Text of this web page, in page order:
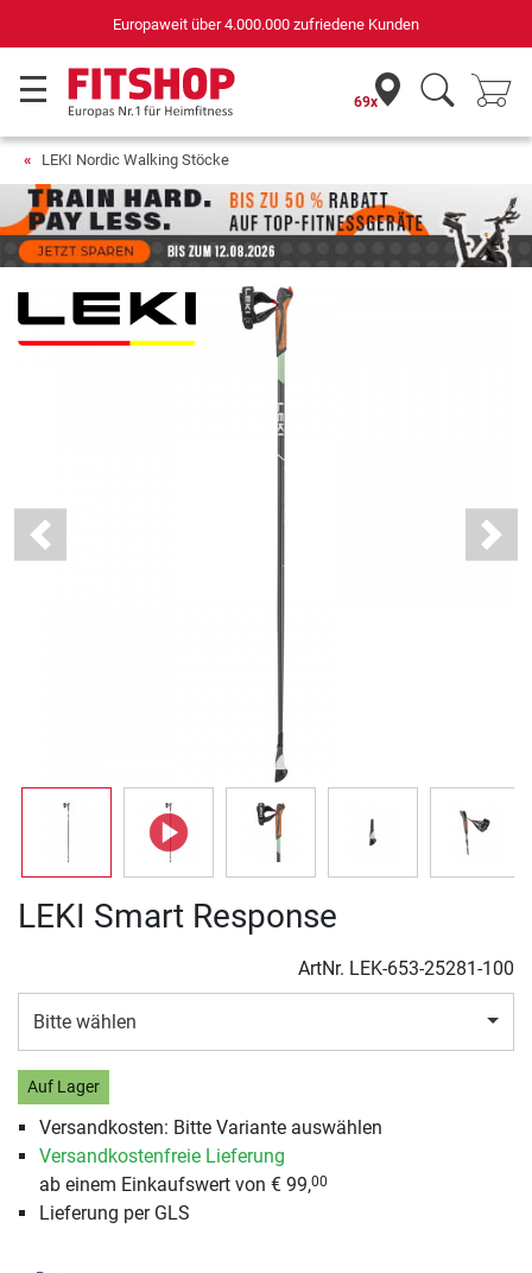
für Sportgeräte (n-tv+DISQ 2016-2024)
69x
LEKI Nordic Walking Stöcke
Previous Next
LEKI Smart Response
ArtNr. LEK-653-25281-100
Bitte wählen
Auf Lager
Versandkosten: Bitte Variante auswählen
Versandkostenfreie Lieferung
ab einem Einkaufswert von € 99,00
Lieferung per GLS